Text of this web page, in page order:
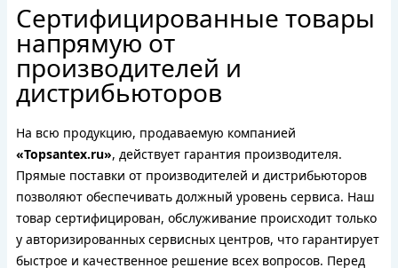
Сертифицированные товары
напрямую от
производителей и
дистрибьюторов
На всю продукцию, продаваемую компанией
«Topsantex.ru», действует гарантия производителя.
Прямые поставки от производителей и дистрибьюторов
позволяют обеспечивать должный уровень сервиса. Наш
товар сертифицирован, обслуживание происходит только
у авторизированных сервисных центров, что гарантирует
быстрое и качественное решение всех вопросов. Перед